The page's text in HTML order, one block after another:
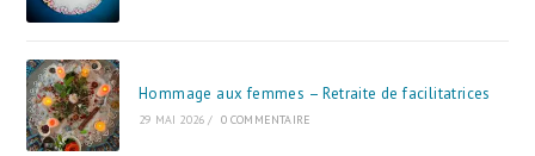
Hommage aux femmes – Retraite de facilitatrices
29 MAI 2026 / 0 COMMENTAIRE